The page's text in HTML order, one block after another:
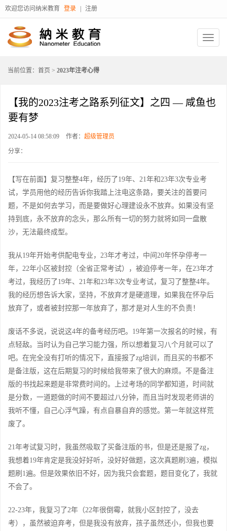
欢迎您访问纳米教育 登录 注册
当前位置： 首页 > 2023年注考心得
【我的2023注考之路系列征文】之四 — 咸鱼也
要有梦
2024-05-14 08:58:09 作者： 超级管理员
分享：
【写在前面】复习整整4年，经历了19年、21年和23年3次专业考
试，学员用他的经历告诉你我踏上注电这条路，要关注的首要问
题，不是如何去学习，而是要做好心理建设永不放弃。如果没有坚
持到底，永不放弃的念头，那么所有一切的努力就将如同一盘散
沙，无法最终成型。
我从19年开始考供配电专业，23年才考过，中间20年怀孕停考一
年，22年小区被封控（全省正常考试），被迫停考一年，在23年才
考过，我经历了19年、21年和23年3次专业考试，复习了整整4年。
我的经历想告诉大家，坚持，不放弃才是硬道理，如果我在怀孕后
放弃了，或者被封控那一年放弃了，那才是对人生的不负责！
废话不多说，说说这4年的备考经历吧。19年第一次报名的时候，有
点轻敌。当时认为自己学习能力强，所以想着复习八个月就可以了
吧。在完全没有打听的情况下，直接报了zg培训，而且买的书都不
是备注版，这在后期复习的时候给我带来了很大的麻烦。不是备注
版的书找起来题是非常费时间的。上过考场的同学都知道，时间就
是分数，一道题做的时间不要超过八分钟，而且当时发现老师讲的
我听不懂，自己心浮气躁，有点自暴自弃的感觉。第一年就这样荒
废了。
21年考试复习时，我虽然吸取了买备注版的书，但是还是报了zg，
我想着19年肯定是我没好好听，没好好做题，这次真题刷3遍，模拟
题刷1遍。但是效果依旧不好，因为我只会套题，题目变化了，我就
不会了。
22-23年，我复习了2年（22年很倒霉，就我小区封控了，没去
考），虽然被迫弃考，但是我没有放弃，孩子虽然还小，但我也要